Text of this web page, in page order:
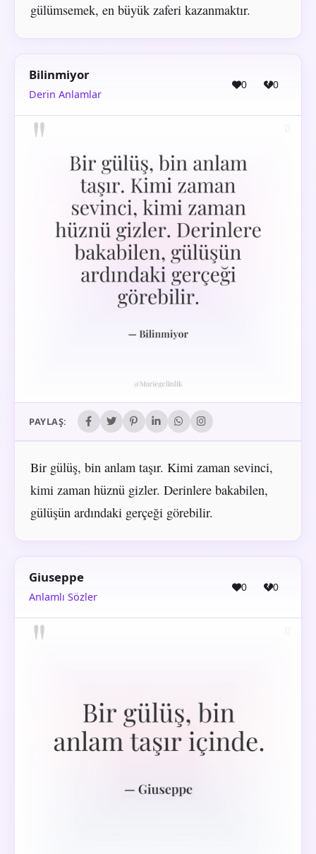
gülümsemek, en büyük zaferi kazanmaktır.
Bilinmiyor
Derin Anlamlar
0 0
PAYLAŞ:
Bir gülüş, bin anlam taşır. Kimi zaman sevinci,
kimi zaman hüznü gizler. Derinlere bakabilen,
gülüşün ardındaki gerçeği görebilir.
Giuseppe
Anlamlı Sözler
0 0